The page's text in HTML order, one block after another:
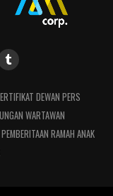
DEWAN PERS
WARTAWAN
RAMAH ANAK